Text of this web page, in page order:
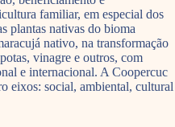
familiar, em especial dos
plantas nativas do bioma
nativo, na transformação
vinagre e outros, com
e internacional. A Coopercuc
eixos: social, ambiental, cultural